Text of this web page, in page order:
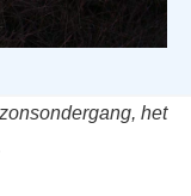
het